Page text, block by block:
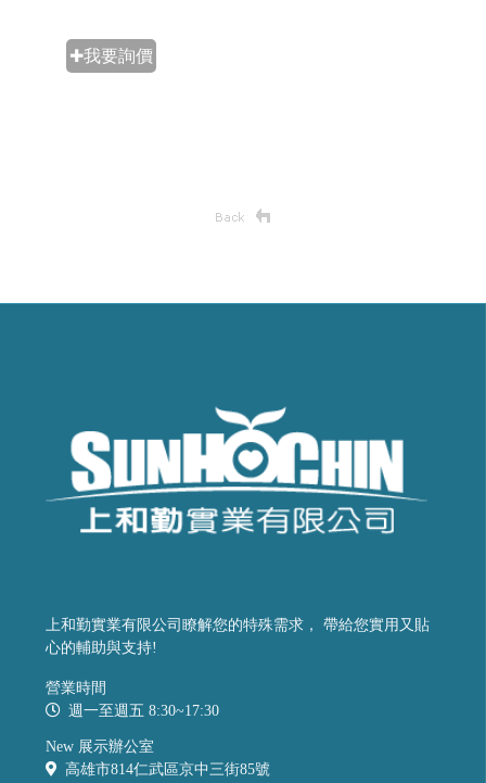
✚我要詢價
上和勤實業有限公司瞭解您的特殊需求， 帶給您實用又貼
心的輔助與支持!
營業時間
週一至週五 8:30~17:30
New 展示辦公室
高雄市814仁武區京中三街85號